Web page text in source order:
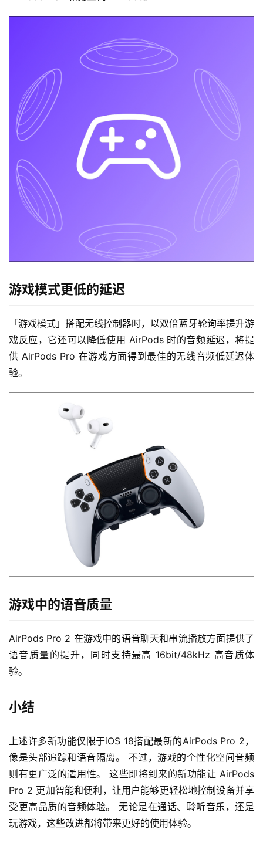
游戏模式更低的延迟
「游戏模式」搭配无线控制器时，以双倍蓝牙轮询率提升游
戏反应，它还可以降低使用 AirPods 时的音频延迟，将提
供 AirPods Pro 在游戏方面得到最佳的无线音频低延迟体
验。
游戏中的语音质量
AirPods Pro 2 在游戏中的语音聊天和串流播放方面提供了
语音质量的提升，同时支持最高 16bit/48kHz 高音质体
验。
小结
上述许多新功能仅限于iOS 18搭配最新的AirPods Pro 2，
像是头部追踪和语音隔离。 不过，游戏的个性化空间音频
则有更广泛的适用性。 这些即将到来的新功能让 AirPods
Pro 2 更加智能和便利，让用户能够更轻松地控制设备并享
受更高品质的音频体验。 无论是在通话、聆听音乐，还是
玩游戏，这些改进都将带来更好的使用体验。